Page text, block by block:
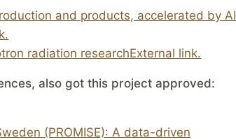
and products, accelerated by AI
radiation researchExternal link.
also got this project approved:
(PROMISE): A data-driven